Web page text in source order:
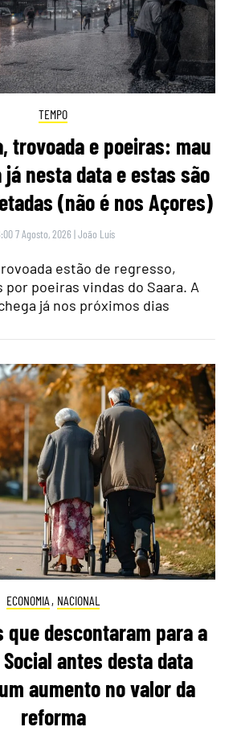
TEMPO
trovoada e poeiras: mau
nesta data e estas são
(não é nos Açores)
7 Agosto, 2026 |João Luís
estão de regresso,
por poeiras vindas do Saara. A
já nos próximos dias
ECONOMIA , NACIONAL
que descontaram para a
antes desta data
aumento no valor da
reforma